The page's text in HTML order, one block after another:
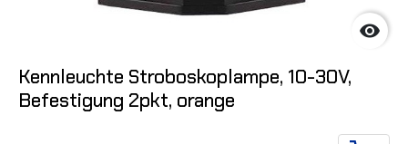

Kennleuchte Stroboskoplampe, 10-30V,
Befestigung 2pkt, orange